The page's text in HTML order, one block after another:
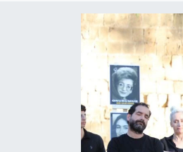
Gündem
KKTC YEREL SEÇİM 2018
Kültür Sanat